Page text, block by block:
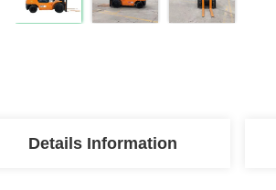
Details Information